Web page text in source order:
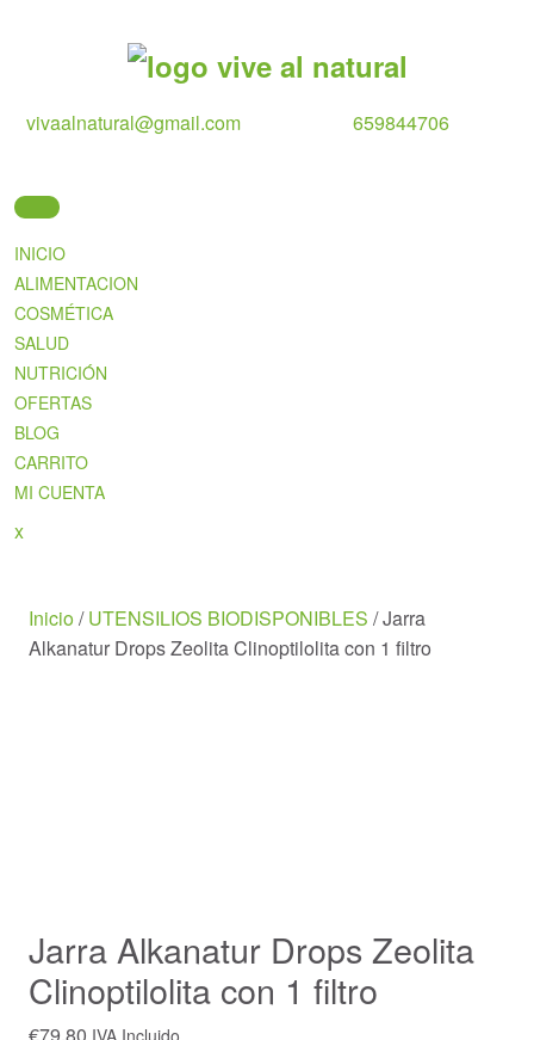
vivaalnatural@gmail.com
659844706
INICIO
ALIMENTACION
COSMÉTICA
SALUD
NUTRICIÓN
OFERTAS
BLOG
CARRITO
MI CUENTA
xClose
Inicio/UTENSILIOS BIODISPONIBLES / Jarra
Alkanatur Drops Zeolita Clinoptilolita con 1 filtro
Jarra Alkanatur Drops Zeolita
Clinoptilolita con 1 filtro